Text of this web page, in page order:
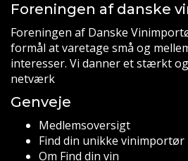
Foreningen af danske
Foreningen af Danske
formål at varetage små og
interesser. Vi danner et stærkt
netværk
Genveje
Medlemsoversigt
Find din unikke vinimportør
Om Find din vin